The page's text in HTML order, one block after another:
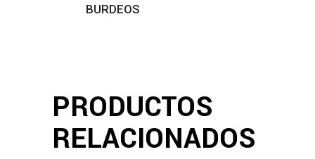
BURDEOS
PRODUCTOS
RELACIONADOS